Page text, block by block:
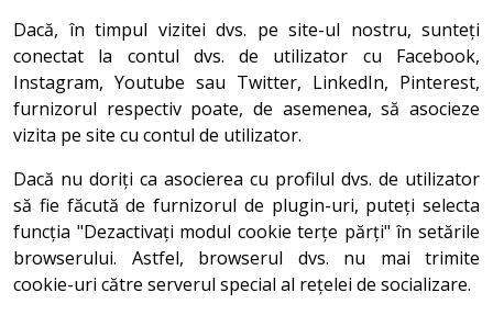
Dacă, în timpul vizitei dvs. pe site-ul nostru, sunteți
conectat la contul dvs. de utilizator cu Facebook,
Instagram, Youtube sau Twitter, LinkedIn, Pinterest,
furnizorul respectiv poate, de asemenea, să asocieze
vizita pe site cu contul de utilizator.
Dacă nu doriți ca asocierea cu profilul dvs. de utilizator
să fie făcută de furnizorul de plugin-uri, puteți selecta
funcția "Dezactivați modul cookie terțe părți" în setările
browserului. Astfel, browserul dvs. nu mai trimite
cookie-uri către serverul special al rețelei de socializare.